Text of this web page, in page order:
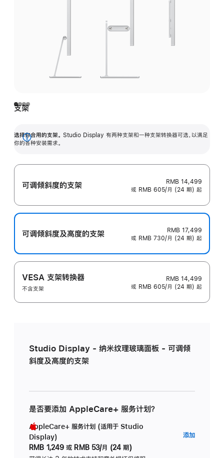
支架
选择你合用的支架。 Studio Display 有两种支架和一种支架转换器可选，以满足
你的各种安装需求。
展
可调倾斜度的支架
RMB 14,499
或 RMB 605/月 (24 期) 起
可调倾斜度及高‍度的支‍架
RMB 17,499
或 RMB 730/月 (24 期) 起
VESA 支架转换器
不含支架
RMB 14,499
或 RMB 605/月 (24 期) 起
Studio Display - 纳米纹理玻璃面板 - 可调倾
斜度及高度的支架
是否要添加 AppleCare+ 服务计划？
AppleCare+ 服务计划 (适用于 Studio
Display)
RMB 1,249 或 RMB 53/月 (24 期)
添加